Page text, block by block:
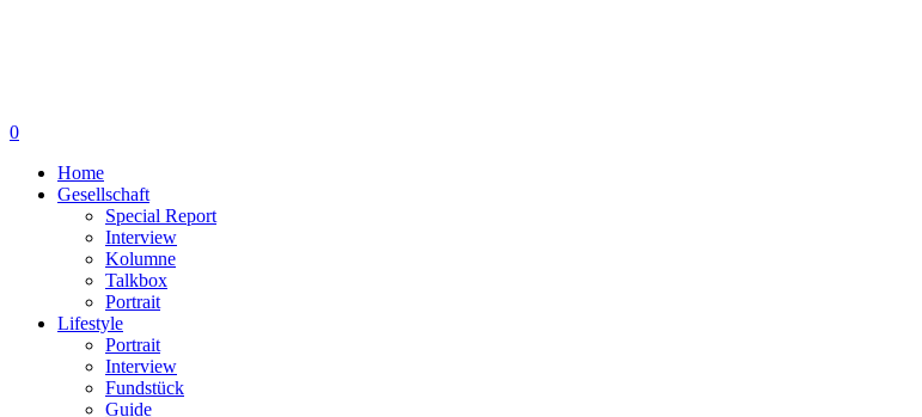
0
Home
Gesellschaft
Special Report
Interview
Kolumne
Talkbox
Portrait
Lifestyle
Portrait
Interview
Fundstück
Guide